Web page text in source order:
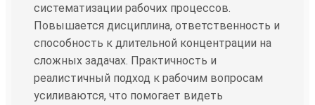
систематизации рабочих процессов.
Повышается дисциплина, ответственность и
способность к длительной концентрации на
сложных задачах. Практичность и
реалистичный подход к рабочим вопросам
усиливаются, что помогает видеть